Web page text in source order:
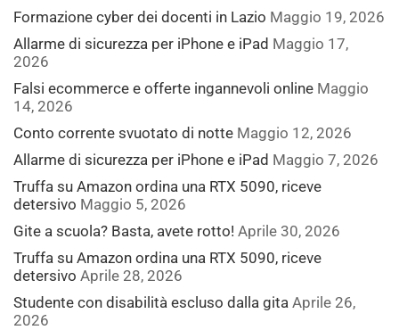
Formazione cyber dei docenti in Lazio Maggio 19, 2026
Allarme di sicurezza per iPhone e iPad Maggio 17,
2026
Falsi ecommerce e offerte ingannevoli online Maggio
14, 2026
Conto corrente svuotato di notte Maggio 12, 2026
Allarme di sicurezza per iPhone e iPad Maggio 7, 2026
Truffa su Amazon ordina una RTX 5090, riceve
detersivo Maggio 5, 2026
Gite a scuola? Basta, avete rotto! Aprile 30, 2026
Truffa su Amazon ordina una RTX 5090, riceve
detersivo Aprile 28, 2026
Studente con disabilità escluso dalla gita Aprile 26,
2026